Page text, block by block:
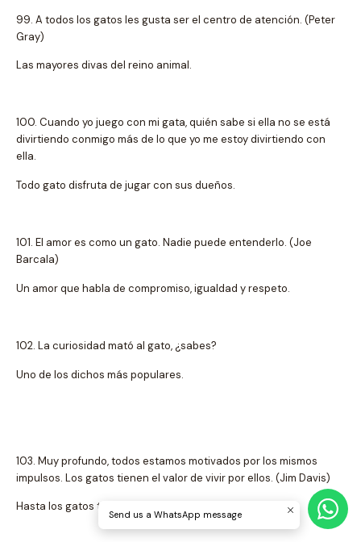
99. A todos los gatos les gusta ser el centro de atención. (Peter
Gray)
Las mayores divas del reino animal.
100. Cuando yo juego con mi gata, quién sabe si ella no se está
divirtiendo conmigo más de lo que yo me estoy divirtiendo con
ella.
Todo gato disfruta de jugar con sus dueños.
101. El amor es como un gato. Nadie puede entenderlo. (Joe
Barcala)
Un amor que habla de compromiso, igualdad y respeto.
102. La curiosidad mató al gato, ¿sabes?
Uno de los dichos más populares.
103. Muy profundo, todos estamos motivados por los mismos
impulsos. Los gatos tienen el valor de vivir por ellos. (Jim Davis)
Hasta los gatos tienen sus motivos para seguir adelante.
Send us a WhatsApp message